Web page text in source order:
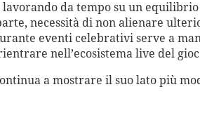
lavorando da tempo su un
necessità di non alienare
eventi celebrativi serve a
nell’ecosistema live del
a mostrare il suo lato più